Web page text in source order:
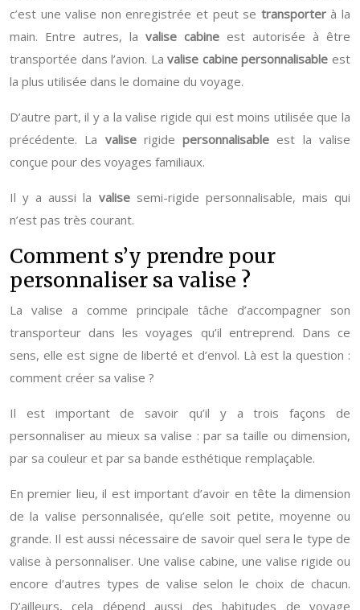
c’est une valise non enregistrée et peut se transporterà la
main. Entre autres, la valise cabine est autorisée à être
transportée dans l’avion. Lavalise cabine personnalisableest
la plus utilisée dans le domaine du voyage.
D’autre part, il y a la valise rigide qui est moins utilisée que la
précédente. La valiserigidepersonnalisable est la valise
conçue pour des voyages familiaux.
Il y a aussi la valisesemi-rigide personnalisable, mais qui
n’est pas très courant.
Comment s’y prendre pour
personnaliser sa valise ?
La valise a comme principale tâche d’accompagner son
transporteur dans les voyages qu’il entreprend. Dans ce
sens, elle est signe de liberté et d’envol. Là est la question :
comment créer sa valise ?
Il est important de savoir qu’il y a trois façons de
personnaliser au mieux sa valise : par sa taille ou dimension,
par sa couleur et par sa bande esthétique remplaçable.
En premier lieu, il est important d’avoir en tête la dimension
de la valise personnalisée, qu’elle soit petite, moyenne ou
grande. Il est aussi nécessaire de savoir quel sera le type de
valise à personnaliser. Une valise cabine, une valise rigide ou
encore d’autres types de valise selon le choix de chacun.
D’ailleurs, cela dépend aussi des habitudes de voyage